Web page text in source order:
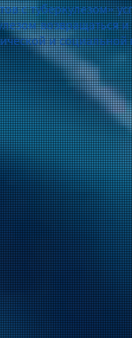
с туберкулезом»
и